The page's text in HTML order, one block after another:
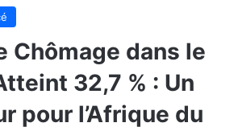
Chômage dans le
32,7 % : Un
pour l’Afrique du